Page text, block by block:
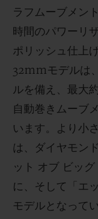
ラフムーブメン
時間のパワーリ
ポリッシ ュ仕上
32mmモデルは
ルを備え、最大
自動巻きムーブ
います。より小
は、ダイヤモン
ット オブ ビッ
に、そして「エ
モデルとなって